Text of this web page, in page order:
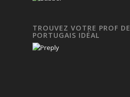
TROUVEZ VOTRE PROF DE
PORTUGAIS IDÉAL